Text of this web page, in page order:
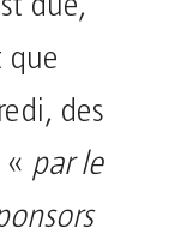
que
des
« par le